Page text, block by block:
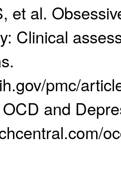
et al.
Clinical
pmc/
and